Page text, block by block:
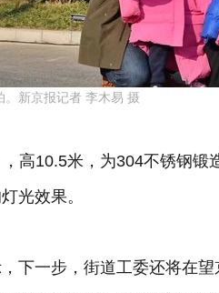
新京报记者 李木易 摄
高10.5米，为304不锈钢锻
光效果。
下一步，街道工委还将在